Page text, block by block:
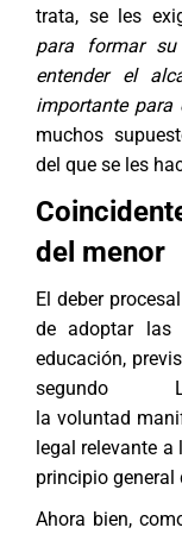
trata, se les
para formar
entender el
importante para
muchos
del que se les
del menor
El deber
de adoptar las
educación,
segundo
la voluntad
legal relevante
principio general
Ahora bien,